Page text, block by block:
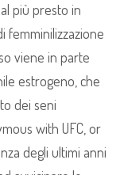
più presto in
femminilizzazione
viene in parte
estrogeno, che
dei seni
with UFC, or
degli ultimi anni